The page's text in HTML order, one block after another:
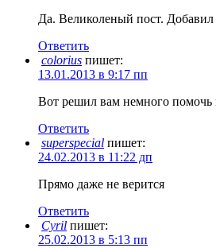
Да. Великоленый пост. Добавил
Ответить
colorius пишет:
13.01.2013 в 9:17 пп
Вот решил вам немного помочь
Ответить
superspecial пишет:
24.02.2013 в 11:22 дп
Прямо даже не верится
Ответить
Cyril пишет:
25.02.2013 в 5:13 пп